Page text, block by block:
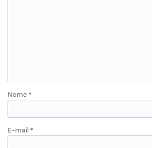
Nome *
E-mail *